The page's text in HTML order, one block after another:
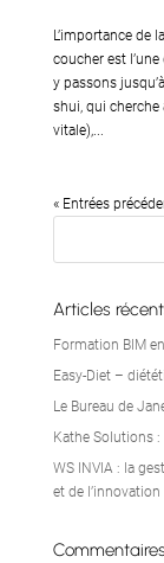
L’importance de
coucher est
y passons
shui, qui
vitale),...
« Entrées
Articles
Formation BIM
Easy-Diet –
Le Bureau de
Kathe Solutions
WS INVIA : la
et de l’innovation